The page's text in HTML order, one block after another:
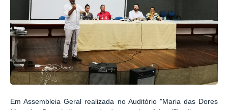
Em Assembleia Geral realizada no Auditório "Maria das Dores